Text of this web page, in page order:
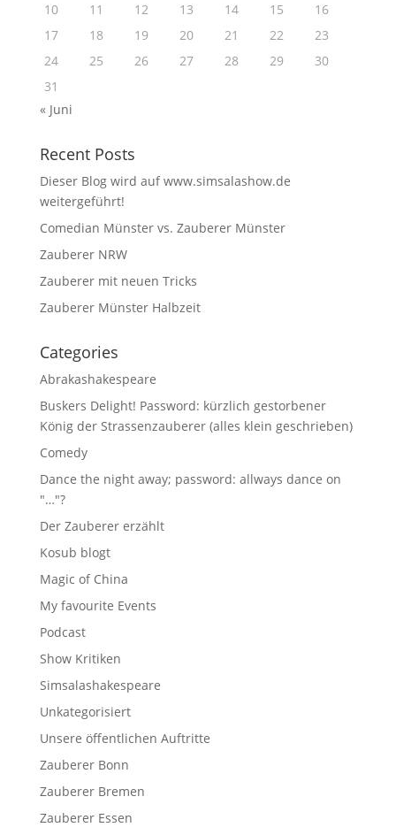
10
11 12 13 14 15
16
17
18 19 20 21 22
23
24
25 26 27 28 29
30
31
« Juni
Recent Posts
Dieser Blog wird auf www.simsalashow.de
weitergeführt!
Comedian Münster vs. Zauberer Münster
Zauberer NRW
Zauberer mit neuen Tricks
Zauberer Münster Halbzeit
Categories
Abrakashakespeare
Buskers Delight! Password: kürzlich gestorbener
König der Strassenzauberer (alles klein geschrieben)
Comedy
Dance the night away; password: allways dance on
"…"?
Der Zauberer erzählt
Kosub blogt
Magic of China
My favourite Events
Podcast
Show Kritiken
Simsalashakespeare
Unkategorisiert
Unsere öffentlichen Auftritte
Zauberer Bonn
Zauberer Bremen
Zauberer Essen